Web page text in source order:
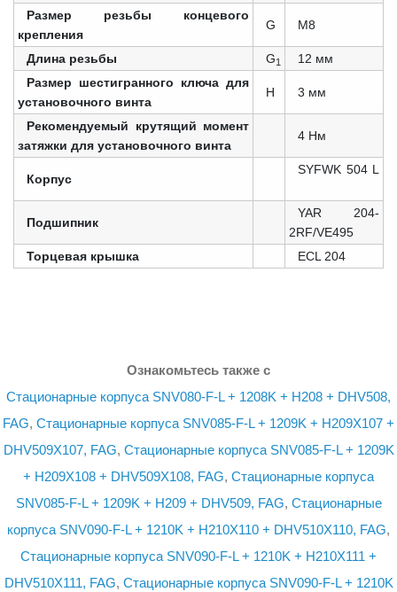
Размер резьбы концевого
крепления
G M8
Длина резьбы G1
12 мм
Размер шестигранного ключа для
установочного винта
Н 3 мм
Рекомендуемый крутящий момент
затяжки для установочного винта
4 Нм
Корпус
SYFWK 504 L
Подшипник
YAR 204-
2RF/VE495
Торцевая крышка
ECL 204
Ознакомьтесь также с
Стационарные корпуса SNV080-F-L + 1208K + H208 + DHV508,
FAG, Стационарные корпуса SNV085-F-L + 1209K + H209X107 +
DHV509X107, FAG, Стационарные корпуса SNV085-F-L + 1209K
+ H209X108 + DHV509X108, FAG, Стационарные корпуса
SNV085-F-L + 1209K + H209 + DHV509, FAG, Стационарные
корпуса SNV090-F-L + 1210K + H210X110 + DHV510X110, FAG,
Стационарные корпуса SNV090-F-L + 1210K + H210X111 +
DHV510X111, FAG, Стационарные корпуса SNV090-F-L + 1210K